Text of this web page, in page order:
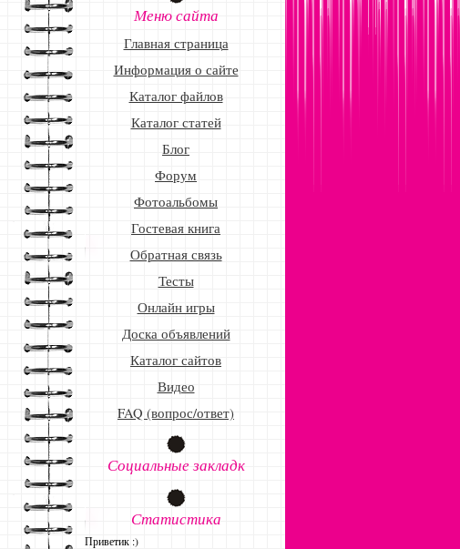
Меню сайта
Главная страница
Информация о сайте
Каталог файлов
Каталог статей
Блог
Форум
Фотоальбомы
Гостевая книга
Обратная связь
Тесты
Онлайн игры
Доска объявлений
Каталог сайтов
Видео
FAQ (вопрос/ответ)
Социальные закладк
Статистика
Приветик :)